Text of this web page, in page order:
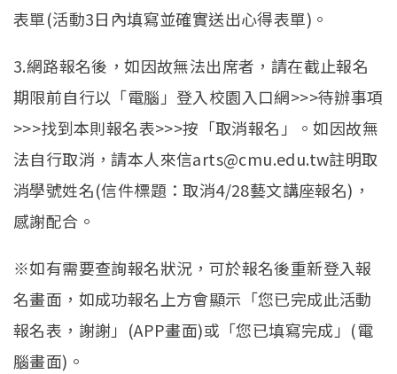
表單(活動3日內填寫並確實送出心得表單)。
3.網路報名後，如因故無法出席者，請在截止報名
期限前自行以「電腦」登入校園入口網>>>待辦事項
>>>找到本則報名表>>>按「取消報名」。如因故無
法自行取消，請本人來信arts@cmu.edu.tw註明取
消學號姓名(信件標題：取消4/28藝文講座報名)，
感謝配合。
※如有需要查詢報名狀況，可於報名後重新登入報
名畫面，如成功報名上方會顯示「您已完成此活動
報名表，謝謝」(APP畫面)或「您已填寫完成」(電
腦畫面)。